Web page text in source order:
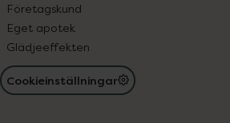
Företagskund
Eget apotek
Glädjeeffekten
Cookieinställningar